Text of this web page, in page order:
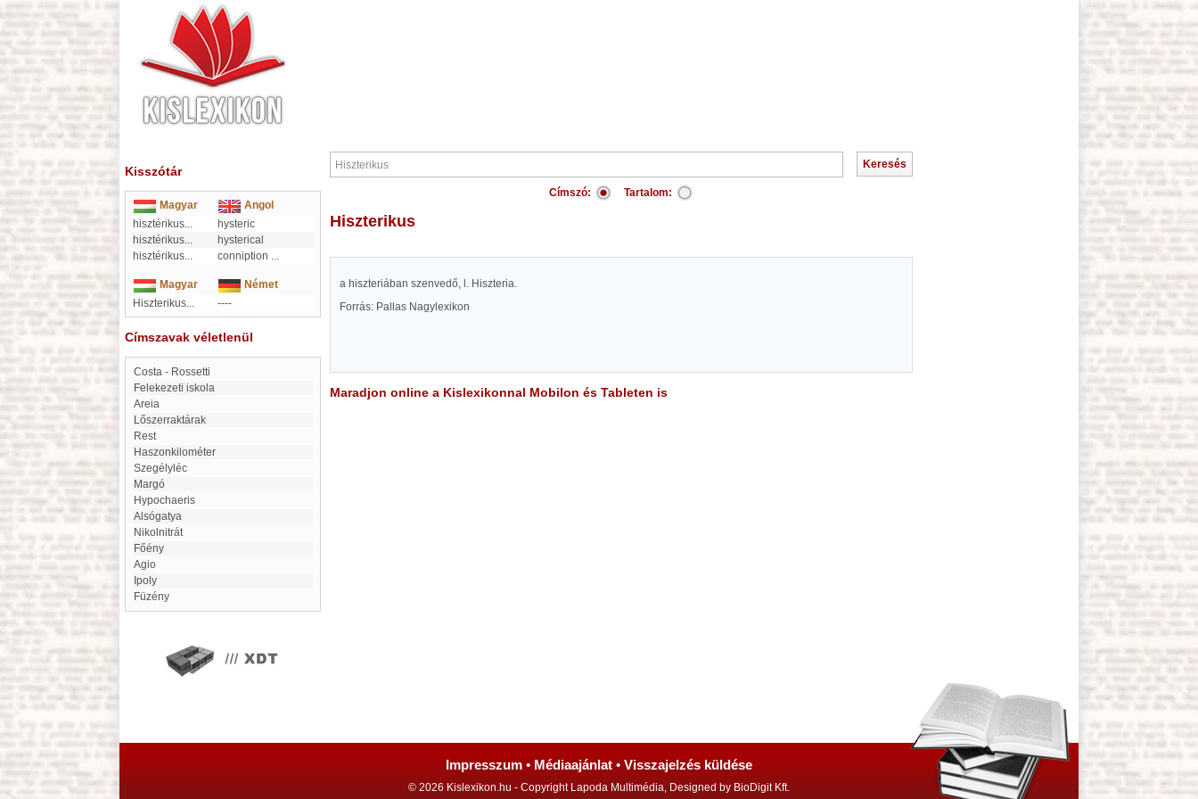
Kisszótár
Magyar
Angol
hisztérikus...
hysteric
hisztérikus...
hysterical
hisztérikus... conniption ...
Magyar
Német
Hiszterikus...
----
Címszavak véletlenül
Costa - Rossetti
Felekezeti iskola
Areia
Lőszerraktárak
Rest
Haszonkilométer
Szegélyléc
margó
Hypochaeris
Alsógatya
Nikolnitrát
Főény
Agio
Ipoly
Füzény
Címszó: Tartalom:
Hiszterikus
a hiszteriában szenvedő, l. Hiszteria.
Forrás: Pallas Nagylexikon
Maradjon online a Kislexikonnal Mobilon és Tableten is
Impresszum • Médiaajánlat • Visszajelzés küldése
© 2026 Kislexikon.hu - Copyright Lapoda Multimédia, Designed by BioDigit Kft.